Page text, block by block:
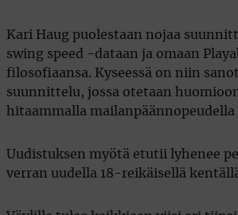
Kari Haug puolestaan nojaa
swing speed -dataan ja omaan
filosofiaansa. Kyseessä on niin
suunnittelu, jossa otetaan
hitaammalla mailanpäännopeudella
Uudistuksen myötä etutii lyhenee
verran uudella 18-reikäisellä